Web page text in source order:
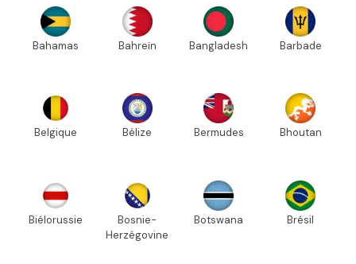
Bahamas Bahreïn Bangladesh Barbade
Belgique Bélize Bermudes Bhoutan
Biélorussie
Bosnie-
Herzégovine
Botswana Brésil